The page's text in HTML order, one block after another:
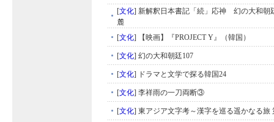
[文化] 新解釈日本書記「続」応神 幻の大和
麓
[文化] 【映画】『PROJECT Y』（韓国）
[文化] 幻の大和朝廷107
[文化] ドラマと文学で探る韓国24
[文化] 李祥雨の一刀両断③
[文化] 東アジア文字考～漢字を巡る遥かなる